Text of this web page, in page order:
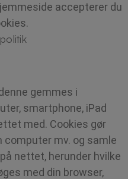
accepterer du
gemmes i
smartphone, iPad
med. Cookies gør
mv. og samle
nettet, herunder hvilke
med din browser,